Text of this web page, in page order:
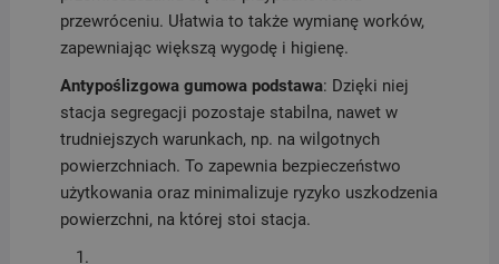
przewróceniu. Ułatwia to także wymianę worków,
zapewniając większą wygodę i higienę.
Antypoślizgowa gumowa podstawa: Dzięki niej
stacja segregacji pozostaje stabilna, nawet w
trudniejszych warunkach, np. na wilgotnych
powierzchniach. To zapewnia bezpieczeństwo
użytkowania oraz minimalizuje ryzyko uszkodzenia
powierzchni, na której stoi stacja.